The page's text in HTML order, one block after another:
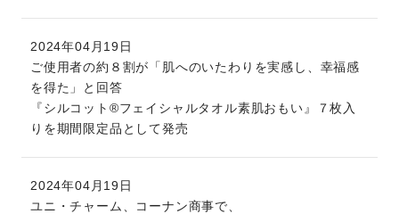
2024年04月19日
ご使用者の約８割が「肌へのいたわりを実感し、幸福感
を得た」と回答
『シルコット®フェイシャルタオル素肌おもい』７枚入
りを期間限定品として発売
2024年04月19日
ユニ・チャーム、コーナン商事で、